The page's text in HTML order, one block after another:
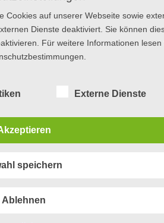
Cookies auf unserer Webseite sowie
Dienste deaktiviert. Sie können
Für weitere Informationen lesen
Externe Dienste
speichern
Ablehnen